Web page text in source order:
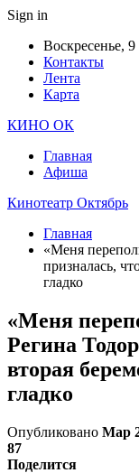
Sign in
Воскресенье, 9
Контакты
Лента
Карта
КИНО ОК
Главная
Афиша
Кинотеатр Октябрь
Главная
«Меня
призналась,
гладко
«Меня
Регина
вторая
гладко
Опубликовано Мар
87
Поделится